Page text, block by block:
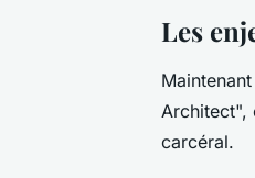
Les
Architect",
carcéral.